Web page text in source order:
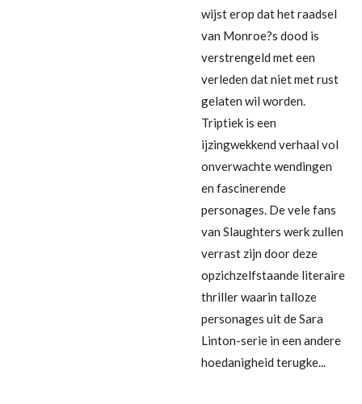
wijst erop dat het raadsel
van Monroe?s dood is
verstrengeld met een
verleden dat niet met rust
gelaten wil worden.
Triptiek is een
ijzingwekkend verhaal vol
onverwachte wendingen
en fascinerende
personages. De vele fans
van Slaughters werk zullen
verrast zijn door deze
opzichzelfstaande literaire
thriller waarin talloze
personages uit de Sara
Linton-serie in een andere
hoedanigheid terugke...